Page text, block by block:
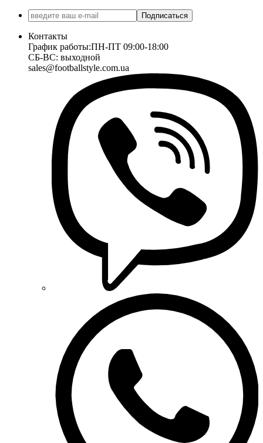
Подписаться
Контакты
График работы:ПН-ПТ 09:00-18:00
СБ-ВС: выходной
sales@footballstyle.com.ua